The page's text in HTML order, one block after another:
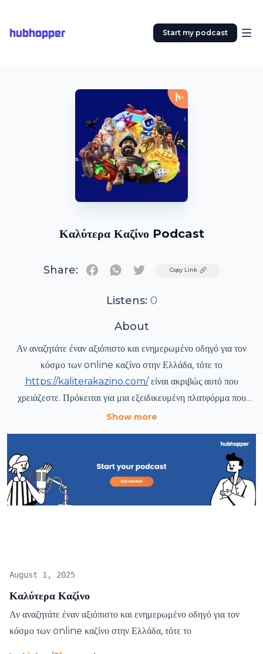
hubhopper Start my podcast
Καλύτερα Καζίνο Podcast
Share: TwitterCopy Link
Listens: 0
About
Αν αναζητάτε έναν αξιόπιστο και ενημερωμένο οδηγό για τον
κόσμο των online καζίνο στην Ελλάδα, τότε το
https://kaliterakazino.com/είναι ακριβώς αυτό που
χρειάζεστε. Πρόκειται για μια εξειδικευμένη πλατφόρμα που
έχει ως στόχο να προσφέρει στους Έλληνες παίκτες μια
εξελισσόμενο χώρο των διαδικτυακών τυχερών παιχνιδιών.
Show more
Καλύτερα Καζίνο
August 1, 2025
Αν αναζητάτε έναν αξιόπιστο και ενημερωμένο οδηγό για τον
κόσμο των online καζίνο στην Ελλάδα, τότε το